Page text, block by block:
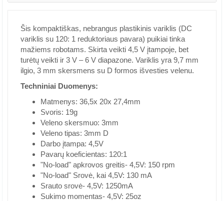
Šis kompaktiškas, nebrangus plastikinis variklis (DC
variklis su 120: 1 reduktoriaus pavara) puikiai tinka
mažiems robotams. Skirta veikti 4,5 V įtampoje, bet
turėtų veikti ir 3 V – 6 V diapazone. Variklis yra 9,7 mm
ilgio, 3 mm skersmens su D formos išvesties velenu.
Techniniai Duomenys:
Matmenys: 36,5x 20x 27,4mm
Svoris: 19g
Veleno skersmuo: 3mm
Veleno tipas: 3mm D
Darbo įtampa: 4,5V
Pavarų koeficientas: 120:1
"No-load" apkrovos greitis- 4,5V: 150 rpm
"No-load" Srovė, kai 4,5V: 130 mA
Srauto srovė- 4,5V: 1250mA
Sukimo momentas- 4,5V: 25oz